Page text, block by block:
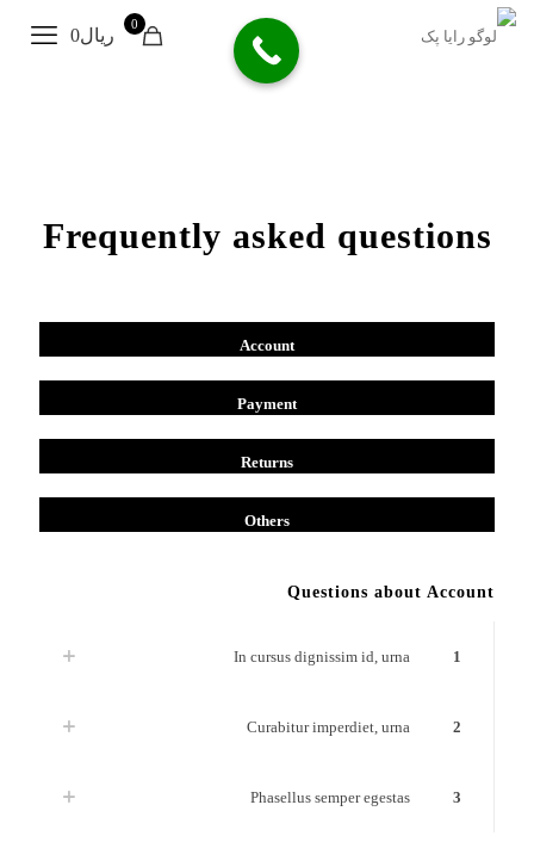
0
ریال0
Frequently asked questions
Account
Payment
Returns
Others
Questions about Account
1
In cursus dignissim id, urna
2
Curabitur imperdiet, urna
3
Phasellus semper egestas